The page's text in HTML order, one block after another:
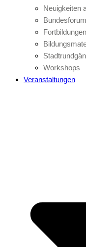
Neuigkeiten
Fortbildungen
Workshops
Veranstaltungen